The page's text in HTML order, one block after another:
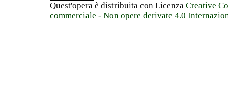
Quest'opera è distribuita con Licenza Creative
commerciale - Non opere derivate 4.0